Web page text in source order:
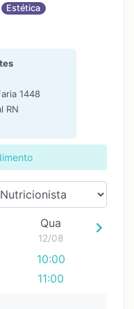
Estética
1448
RN
Qua
12/08
10:00
11:00